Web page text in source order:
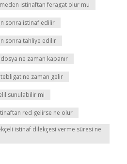
istinaftan feragat olur mu
sonra istinaf edilir
sonra tahliye edilir
ne zaman kapanır
ne zaman gelir
sunulabilir mi
red gelirse ne olur
istinaf dilekçesi verme süresi ne